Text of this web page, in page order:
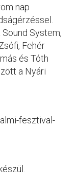
nap
System,
Fehér
és Tóth
a Nyári
fesztival-